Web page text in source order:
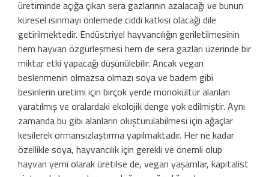
üretiminde açığa çıkan sera gazlarının azalacağı ve bunun
küresel ısınmayı önlemede ciddi katkısı olacağı dile
getirilmektedir. Endüstriyel hayvancılığın geriletilmesinin
hem hayvan özgürleşmesi hem de sera gazları üzerinde bir
miktar etki yapacağı düşünülebilir. Ancak vegan
beslenmenin olmazsa olmazı soya ve badem gibi
besinlerin üretimi için birçok yerde monokültür alanları
yaratılmış ve oralardaki ekolojik denge yok edilmiştir. Aynı
zamanda bu gibi alanların oluşturulabilmesi için ağaçlar
kesilerek ormansızlaştırma yapılmaktadır. Her ne kadar
özellikle soya, hayvancılık için gerekli ve önemli olup
hayvan yemi olarak üretilse de, vegan yaşamlar, kapitalist